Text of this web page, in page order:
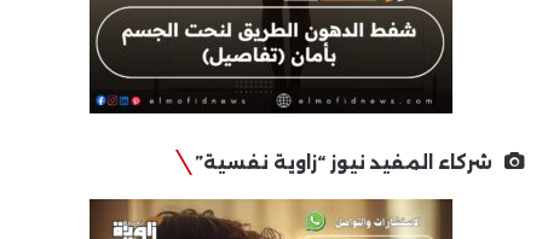
شركاء المفيد نيوز “زاوية نفسية”